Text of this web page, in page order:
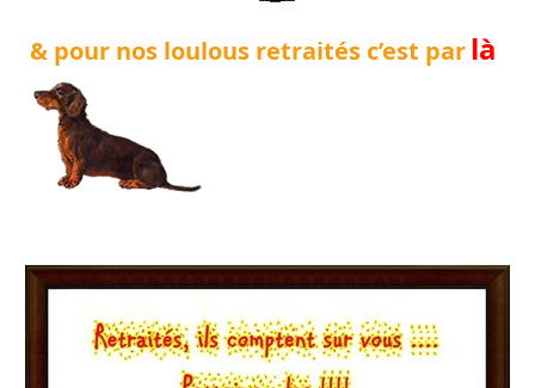
& pour nos loulous retraités c’est parlà